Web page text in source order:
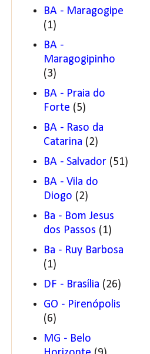
BA - Maragogipe
(1)
BA -
Maragogipinho
(3)
BA - Praia do
Forte (5)
BA - Raso da
Catarina (2)
BA - Salvador (51)
BA - Vila do
Diogo (2)
Ba - Bom Jesus
dos Passos (1)
Ba - Ruy Barbosa
(1)
DF - Brasília (26)
GO - Pirenópolis
(6)
MG - Belo